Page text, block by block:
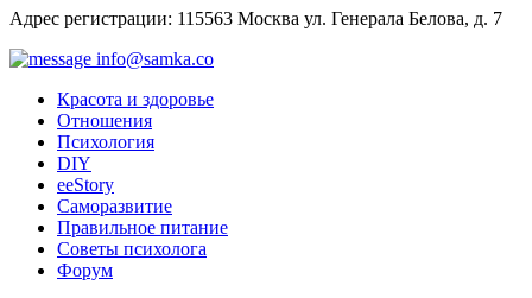
Адрес регистрации: 115563 Москва ул. Генерала Белова, д. 7
info@samka.co
Красота и здоровье
Отношения
Психология
DIY
ееStory
Саморазвитие
Правильное питание
Советы психолога
Форум